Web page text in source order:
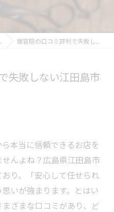
理容院の口コミ評判で失敗しない江田島市の選び方ガイド
失敗しない江田島市
本当に信頼できるお店を
んよね？広島県江田島市
り、「安心して任せられ
いが強まります。とはい
ざまな口コミがあり、ど